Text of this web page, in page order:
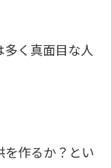
く真面目な人
を作るか？とい